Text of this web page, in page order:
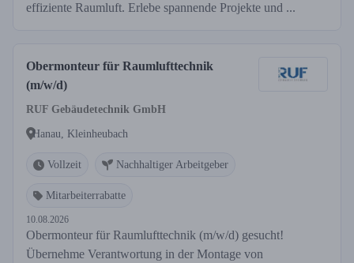
effiziente Raumluft. Erlebe spannende Projekte und ...
Obermonteur für Raumlufttechnik
(m/w/d)
RUF Gebäudetechnik GmbH
Hanau, Kleinheubach
Vollzeit Nachhaltiger Arbeitgeber
Mitarbeiterrabatte
10.08.2026
Obermonteur für Raumlufttechnik (m/w/d) gesucht!
Übernehme Verantwortung in der Montage von